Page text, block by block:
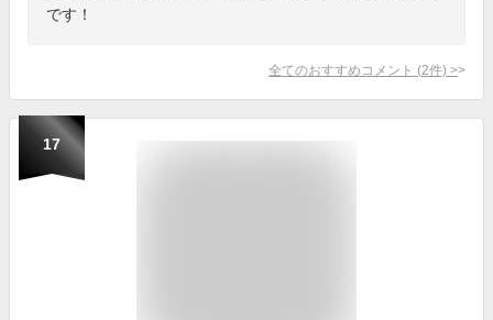
です！
全てのおすすめコメント (2件) >
17